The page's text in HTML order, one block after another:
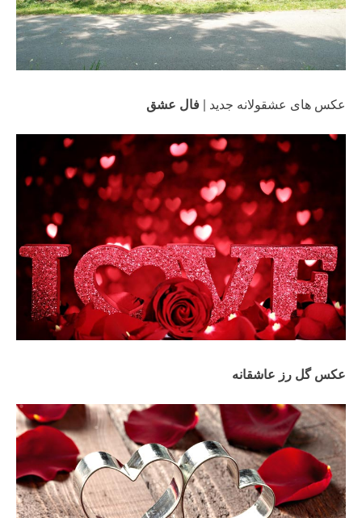
عکس های عشقولانه جدید | فال عشق
عکس گل رز عاشقانه